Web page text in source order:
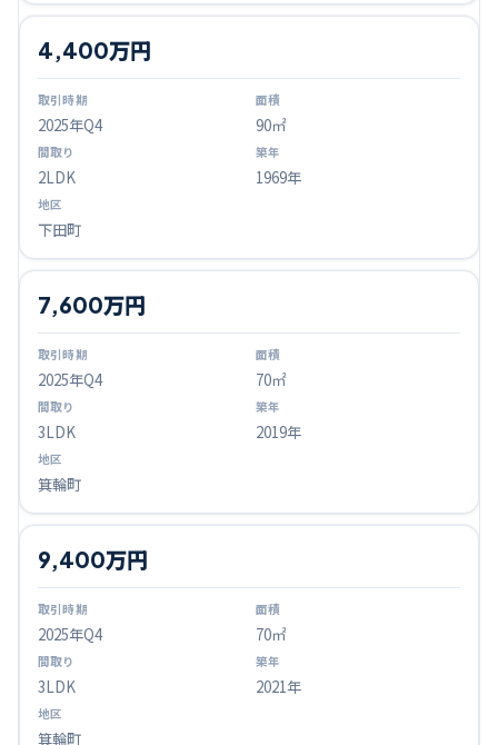
2025年Q4
4,400万円
90㎡
2LDK 1969年
下田町
2025年Q4
7,600万円
70㎡
3LDK 2019年
箕輪町
2025年Q4
9,400万円
70㎡
3LDK 2021年
箕輪町